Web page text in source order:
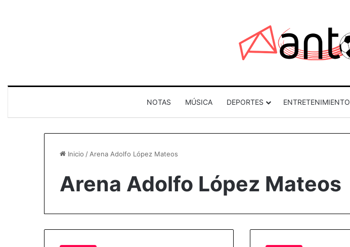
NOTAS MÚSICA DEPORTES ENTRETENIMIENTO
Inicio / Arena Adolfo López Mateos
Arena Adolfo López Mateos